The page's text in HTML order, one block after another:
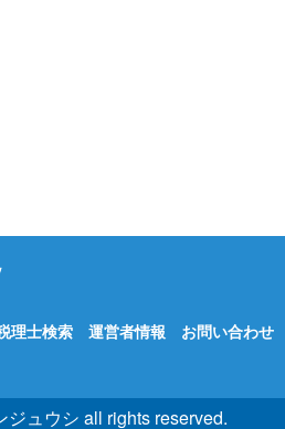
理士検索 運営者情報 お問い合わせ
ュウシ all rights reserved.